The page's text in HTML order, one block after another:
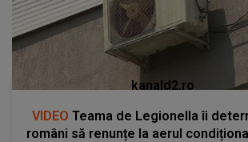
kanald2.ro
VIDEO Teama de Legionella îi
români să renunțe la aerul